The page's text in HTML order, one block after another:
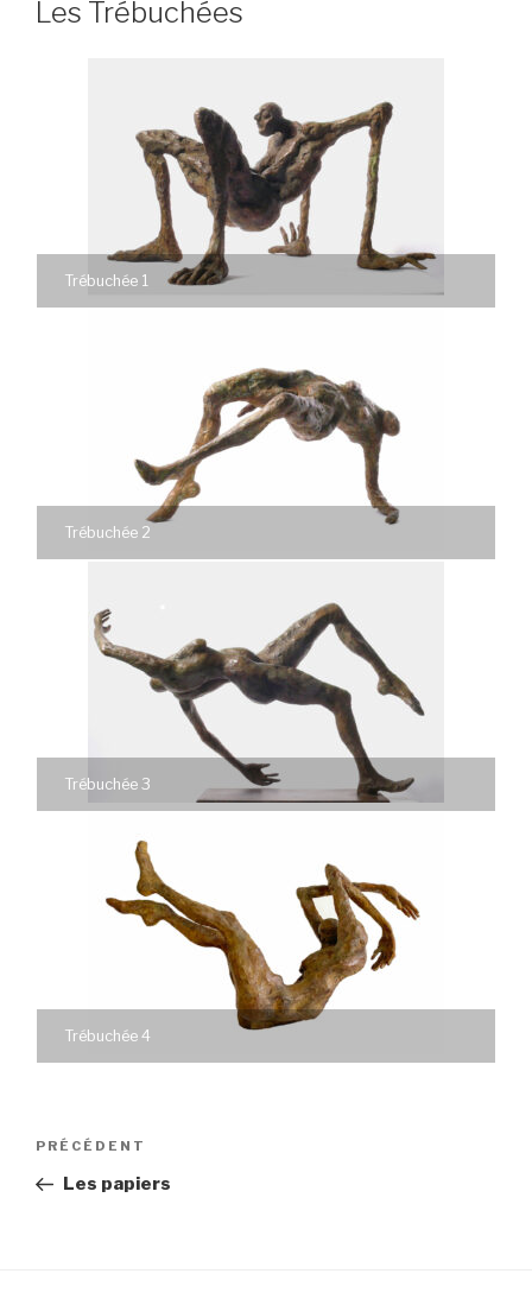
Les Trébuchées
Trébuchée 1
Trébuchée 2
Trébuchée 3
Trébuchée 4
Navigation
l’article
Article
précédent
PRÉCÉDENT
Les papiers